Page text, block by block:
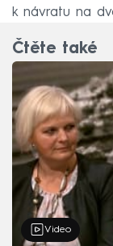
k návratu na
Čtěte také
Video